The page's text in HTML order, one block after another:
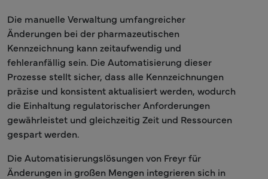
Die manuelle Verwaltung umfangreicher
Änderungen bei der pharmazeutischen
Kennzeichnung kann zeitaufwendig und
fehleranfällig sein. Die Automatisierung dieser
Prozesse stellt sicher, dass alle Kennzeichnungen
präzise und konsistent aktualisiert werden, wodurch
die Einhaltung regulatorischer Anforderungen
gewährleistet und gleichzeitig Zeit und Ressourcen
gespart werden.
Die Automatisierungslösungen von Freyr für
Änderungen in großen Mengen integrieren sich in